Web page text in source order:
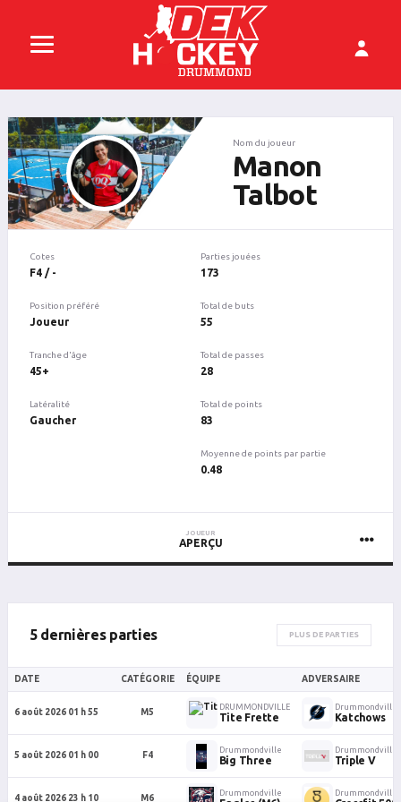
Nom du joueur
Manon
Talbot
Cotes
F4 / -
Position préféré
Joueur
Tranche d'âge
45+
Latéralité
Gaucher
Parties jouées
173
Total de buts
55
Total de passes
28
Total de points
83
Moyenne de points par partie
0.48
JOUEUR
APERÇU
5 dernières parties PLUS DE PARTIES
DATE CATÉGORIE ÉQUIPE ADVERSAIRE
6 août 2026 01 h 55 M5
DRUMMONDVILLE
Tite Frette
Drummondville
Katchows
5 août 2026 01 h 00 F4
Drummondville
Big Three
Drummondville
Triple V
4 août 2026 23 h 10 M6
Drummondville Drummondville